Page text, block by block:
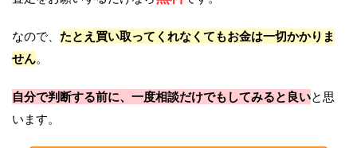
なので、 たとえ買い取ってくれなくてもお金は一切かかりま
せん。
自分で判断する前に、一度相談だけでもしてみると良いと思
います。